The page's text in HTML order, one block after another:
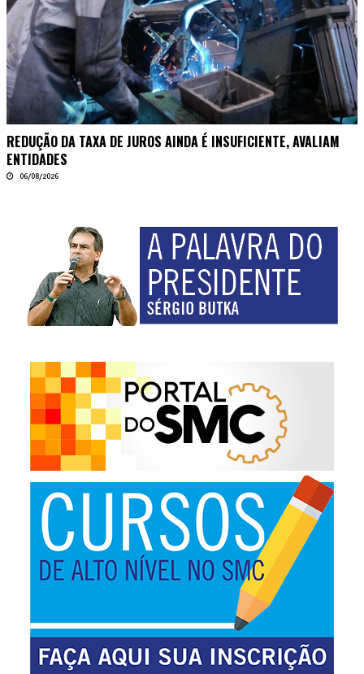
REDUÇÃO DA TAXA DE JUROS AINDA É INSUFICIENTE, AVALIAM
ENTIDADES
06/08/2026